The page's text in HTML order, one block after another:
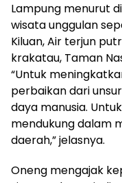
Lampung menurut
wisata unggulan
Kiluan, Air terjun
krakatau, Taman
“Untuk
perbaikan dari
daya manusia.
mendukung dalam
daerah,” jelasnya.
Oneng mengajak